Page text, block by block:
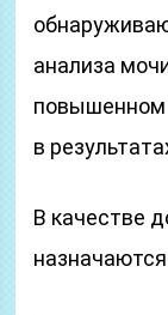
анализа
повышенном
в
В качестве